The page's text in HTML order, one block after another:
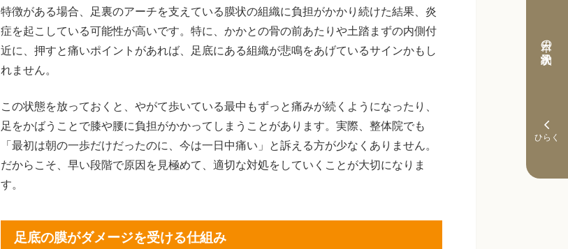
本日の予約状況
特徴がある場合、足裏のアーチを支えている膜状の組織に負担がかかり続けた結果、炎
症を起こしている可能性が高いです。特に、かかとの骨の前あたりや土踏まずの内側付
近に、押すと痛いポイントがあれば、足底にある組織が悲鳴をあげているサインかもし
れません。
この状態を放っておくと、やがて歩いている最中もずっと痛みが続くようになったり、
足をかばうことで膝や腰に負担がかかってしまうことがあります。実際、整体院でも
「最初は朝の一歩だけだったのに、今は一日中痛い」と訴える方が少なくありません。
だからこそ、早い段階で原因を見極めて、適切な対処をしていくことが大切になりま
す。
足底の膜がダメージを受ける仕組み